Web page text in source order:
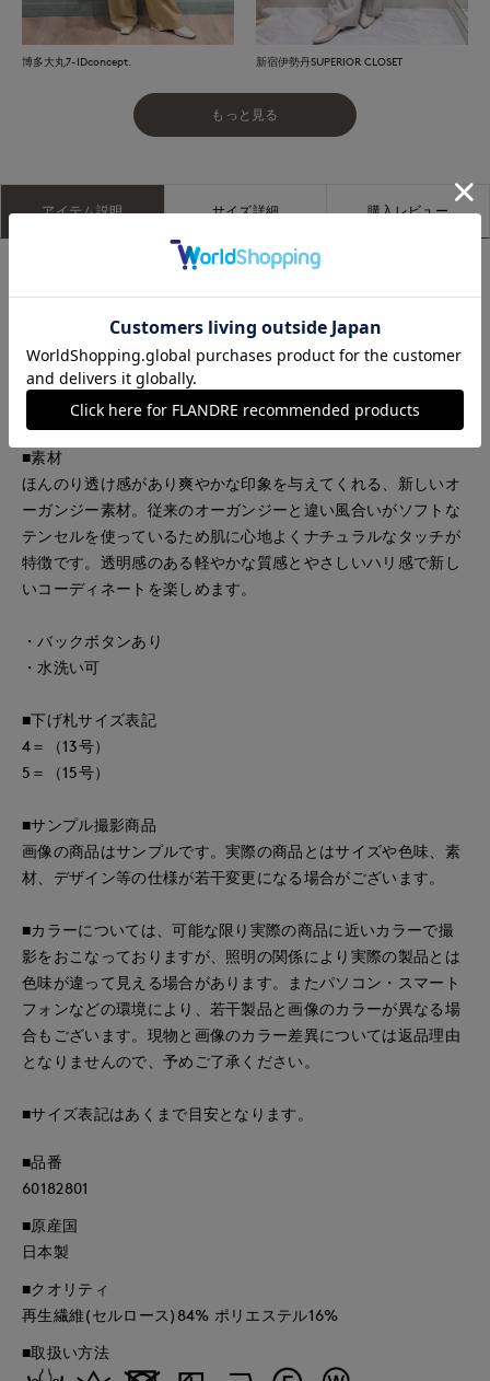
博多大丸7-IDconcept. 新宿伊勢丹SUPERIOR CLOSET
もっと見る
アイテム説明 サイズ詳細 購入レビュー
クルーネックで、前身頃がツイスト（ねじり）されたラップデ
ザイン。ウエスト部分には共布のタイ（ベルト）がついてお
り、前で結んでフィット感を調節できます。袖口は広がったフ
リルデザインが特徴的です。エレガントでモダンな雰囲気で、
カジュアルからビジネスシーンまで幅広く活用できます。
■素材
ほんのり透け感があり爽やかな印象を与えてくれる、新しいオ
ーガンジー素材。従来のオーガンジーと違い風合いがソフトな
テンセルを使っているため肌に心地よくナチュラルなタッチが
特徴です。透明感のある軽やかな質感とやさしいハリ感で新し
いコーディネートを楽しめます。
・バックボタンあり
・水洗い可
■下げ札サイズ表記
4＝（13号）
5＝（15号）
■サンプル撮影商品
画像の商品はサンプルです。実際の商品とはサイズや色味、素
材、デザイン等の仕様が若干変更になる場合がございます。
■カラーについては、可能な限り実際の商品に近いカラーで撮
影をおこなっておりますが、照明の関係により実際の製品とは
色味が違って見える場合があります。またパソコン・スマート
フォンなどの環境により、若干製品と画像のカラーが異なる場
合もございます。現物と画像のカラー差異については返品理由
となりませんので、予めご了承ください。
■サイズ表記はあくまで目安となります。
■品番
60182801
■原産国
日本製
■クオリティ
再生繊維(セルロース)84% ポリエステル16%
■取扱い方法